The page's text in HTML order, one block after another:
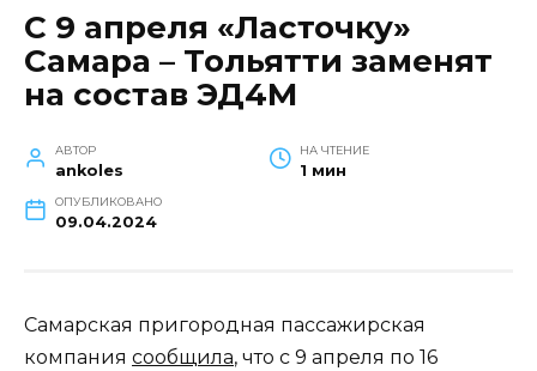
С 9 апреля «Ласточку»
Самара – Тольятти заменят
на состав ЭД4М
АВТОР
ankoles
НА ЧТЕНИЕ
1 мин
ОПУБЛИКОВАНО
09.04.2024
Самарская пригородная пассажирская
компания сообщила, что с 9 апреля по 16